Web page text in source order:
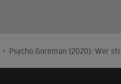
Psycho Goreman (2020): Wer